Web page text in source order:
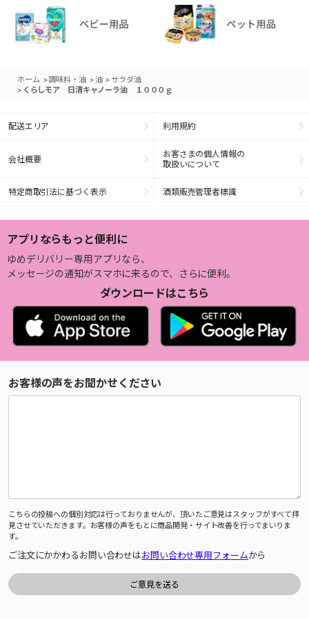
ホーム >調味料・油 >油 >サラダ油
> くらしモア 日清キャノーラ油 １０００ｇ
配送エリア 利用規約
会社概要
お客さまの個人情報の
取扱いについて
特定商取引法に基づく表示 酒類販売管理者標識
アプリならもっと便利に
ゆめデリバリー専用アプリなら、
メッセージの通知がスマホに来るので、さらに便利。
ダウンロードはこちら
お客様の声をお聞かせください
こちらの投稿への個別対応は行っておりませんが、頂いたご意見はスタッフがすべて拝
見させていただきます。お客様の声をもとに商品開発・サイト改善を行ってまいりま
す。
ご注文にかかわるお問い合わせはお問い合わせ専用フォームから